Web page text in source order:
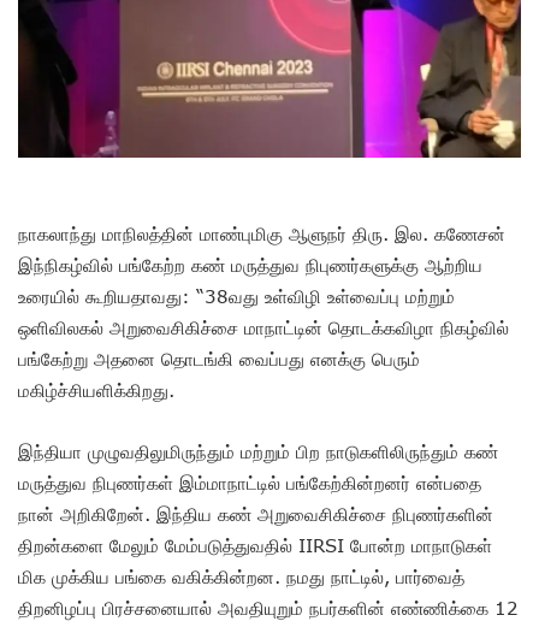
நாகலாந்து மாநிலத்தின் மாண்புமிகு ஆளுநர் திரு. இல. கணேசன்
இந்நிகழ்வில் பங்கேற்ற கண் மருத்துவ நிபுணர்களுக்கு ஆற்றிய
உரையில் கூறியதாவது: “38வது உள்விழி உள்வைப்பு மற்றும்
ஒளிவிலகல் அறுவைசிகிச்சை மாநாட்டின் தொடக்கவிழா நிகழ்வில்
பங்கேற்று அதனை தொடங்கி வைப்பது எனக்கு பெரும்
மகிழ்ச்சியளிக்கிறது.
இந்தியா முழுவதிலுமிருந்தும் மற்றும் பிற நாடுகளிலிருந்தும் கண்
மருத்துவ நிபுணர்கள் இம்மாநாட்டில் பங்கேற்கின்றனர் என்பதை
நான் அறிகிறேன். இந்திய கண் அறுவைசிகிச்சை நிபுணர்களின்
திறன்களை மேலும் மேம்படுத்துவதில் IIRSI போன்ற மாநாடுகள்
மிக முக்கிய பங்கை வகிக்கின்றன. நமது நாட்டில், பார்வைத்
திறனிழப்பு பிரச்சனையால் அவதியுறும் நபர்களின் எண்ணிக்கை 12